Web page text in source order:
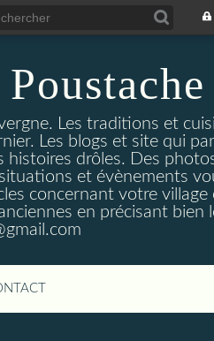
Les traditions et
Les blogs et site qui
histoires drôles. Des
et évènements
concernant votre village
en précisant bien